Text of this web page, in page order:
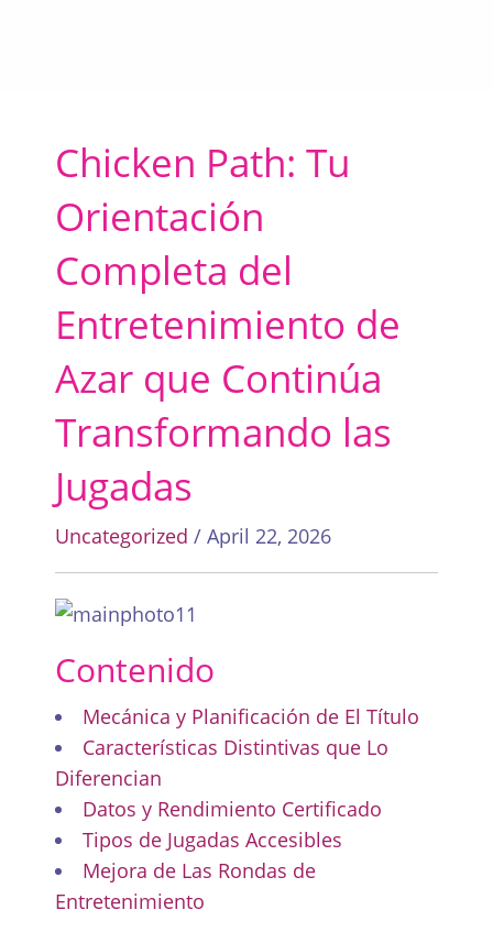
Chicken Path: Tu
Orientación
Completa del
Entretenimiento de
Azar que Continúa
Transformando las
Jugadas
Uncategorized / April 22, 2026
Contenido
Mecánica y Planificación de El Título
Características Distintivas que Lo
Diferencian
Datos y Rendimiento Certificado
Tipos de Jugadas Accesibles
Mejora de Las Rondas de
Entretenimiento